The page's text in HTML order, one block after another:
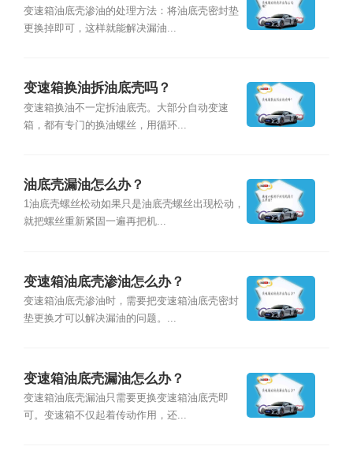
变速箱油底壳渗油的处理方法：将油底壳密封垫
更换掉即可，这样就能解决漏油...
变速箱换油拆油底壳吗？
变速箱换油不一定拆油底壳。大部分自动变速
箱，都有专门的换油螺丝，用循环...
油底壳漏油怎么办？
1油底壳螺丝松动如果只是油底壳螺丝出现松动，
就把螺丝重新紧固一遍再把机...
变速箱油底壳渗油怎么办？
变速箱油底壳渗油时，需要把变速箱油底壳密封
垫更换才可以解决漏油的问题。...
变速箱油底壳漏油怎么办？
变速箱油底壳漏油只需要更换变速箱油底壳即
可。变速箱不仅起着传动作用，还...